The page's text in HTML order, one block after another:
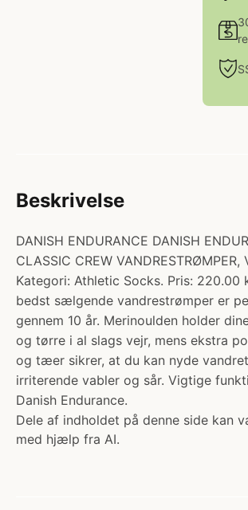
Beskrivelse
DANISH ENDURANCE DANISH
CLASSIC CREW VANDRESTRØMPER,
Kategori: Athletic Socks. Pris: 220.00
bedst sælgende vandrestrømper er
gennem 10 år. Merinoulden holder
og tørre i al slags vejr, mens ekstra
og tæer sikrer, at du kan nyde
irriterende vabler og sår. Vigtige
Danish Endurance.
Dele af indholdet på denne side kan
med hjælp fra AI.